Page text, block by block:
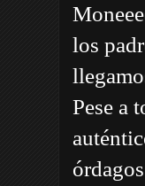
los
Pese a